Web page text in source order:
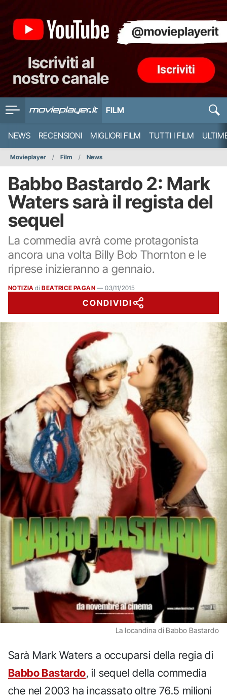
FILM
NEWS RECENSIONI MIGLIORI FILM TUTTI I FILM
Movieplayer Film News
Babbo Bastardo 2: Mark
Waters sarà il regista del
sequel
La commedia avrà come protagonista
ancora una volta Billy Bob Thornton e le
riprese inizieranno a gennaio.
NOTIZIA di BEATRICE PAGAN —03/11/2015
CONDIVIDI
La locandina di Babbo Bastardo
Sarà Mark Waters a occuparsi della regia di
Babbo Bastardo, il sequel della commedia
che nel 2003 ha incassato oltre 76.5 milioni